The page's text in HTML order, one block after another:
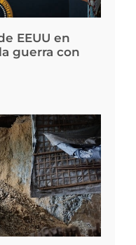
EEUU en
guerra con